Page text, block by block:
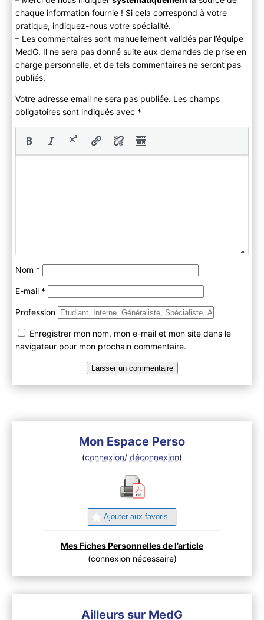
chaque information fournie ! Si cela correspond à votre
pratique, indiquez-nous votre spécialité.
– Les commentaires sont manuellement validés par l’équipe
MedG. Il ne sera pas donné suite aux demandes de prise en
charge personnelle, et de tels commentaires ne seront pas
publiés.
Votre adresse email ne sera pas publiée. Les champs
obligatoires sont indiqués avec *
Nom *
E-mail *
Profession
Enregistrer mon nom, mon e-mail et mon site dans le
navigateur pour mon prochain commentaire.
Mon Espace Perso
(connexion/ déconnexion)
Ajouter aux favoris
Mes Fiches Personnelles de l’article
(connexion nécessaire)
Ailleurs sur MedG